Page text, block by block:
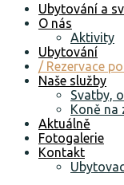
Ubytování a
O nás
Aktivity
Ubytování
/ Rezervace
Naše služby
Svatby,
Koně na
Aktuálně
Fotogalerie
Kontakt